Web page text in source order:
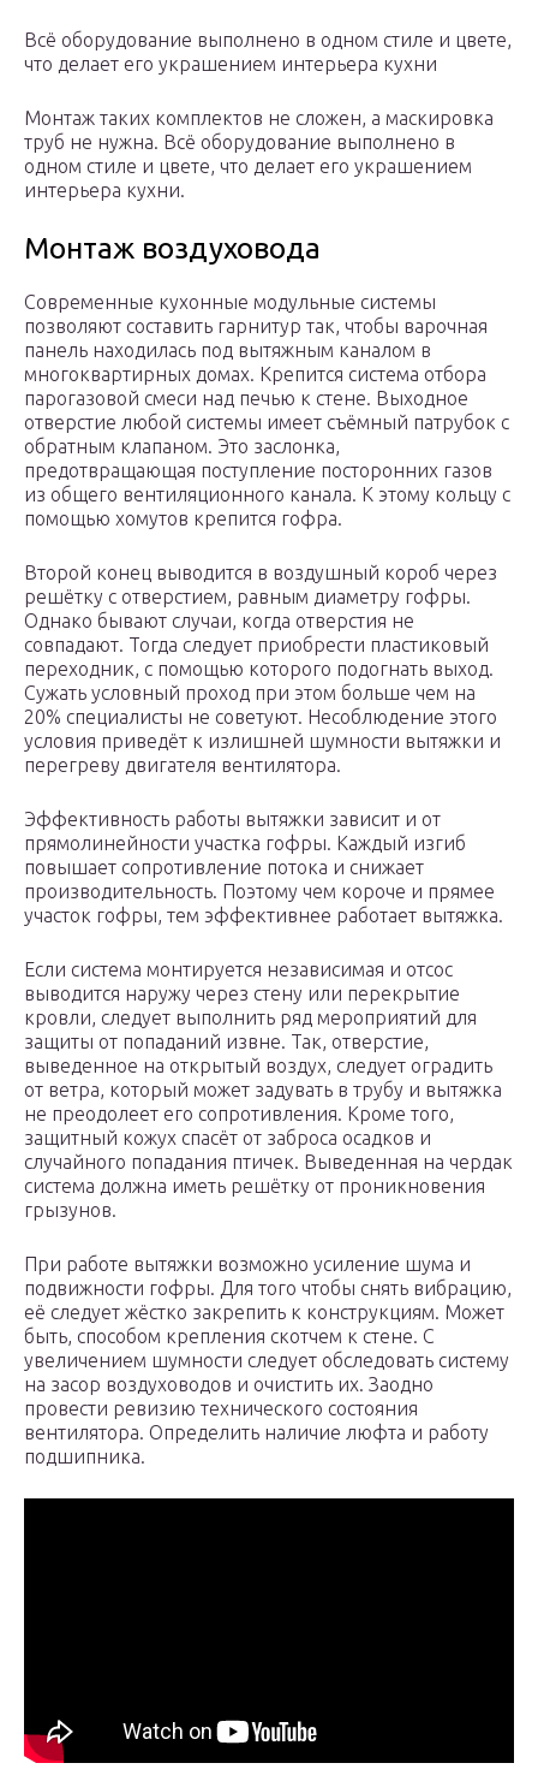
Всё оборудование выполнено в одном стиле и цвете,
что делает его украшением интерьера кухни
Монтаж таких комплектов не сложен, а маскировка
труб не нужна. Всё оборудование выполнено в
одном стиле и цвете, что делает его украшением
интерьера кухни.
Монтаж воздуховода
Современные кухонные модульные системы
позволяют составить гарнитур так, чтобы варочная
панель находилась под вытяжным каналом в
многоквартирных домах. Крепится система отбора
парогазовой смеси над печью к стене. Выходное
отверстие любой системы имеет съёмный патрубок с
обратным клапаном. Это заслонка,
предотвращающая поступление посторонних газов
из общего вентиляционного канала. К этому кольцу с
помощью хомутов крепится гофра.
Второй конец выводится в воздушный короб через
решётку с отверстием, равным диаметру гофры.
Однако бывают случаи, когда отверстия не
совпадают. Тогда следует приобрести пластиковый
переходник, с помощью которого подогнать выход.
Сужать условный проход при этом больше чем на
20% специалисты не советуют. Несоблюдение этого
условия приведёт к излишней шумности вытяжки и
перегреву двигателя вентилятора.
Эффективность работы вытяжки зависит и от
прямолинейности участка гофры. Каждый изгиб
повышает сопротивление потока и снижает
производительность. Поэтому чем короче и прямее
участок гофры, тем эффективнее работает вытяжка.
Если система монтируется независимая и отсос
выводится наружу через стену или перекрытие
кровли, следует выполнить ряд мероприятий для
защиты от попаданий извне. Так, отверстие,
выведенное на открытый воздух, следует оградить
от ветра, который может задувать в трубу и вытяжка
не преодолеет его сопротивления. Кроме того,
защитный кожух спасёт от заброса осадков и
случайного попадания птичек. Выведенная на чердак
система должна иметь решётку от проникновения
грызунов.
При работе вытяжки возможно усиление шума и
подвижности гофры. Для того чтобы снять вибрацию,
её следует жёстко закрепить к конструкциям. Может
быть, способом крепления скотчем к стене. С
увеличением шумности следует обследовать систему
на засор воздуховодов и очистить их. Заодно
провести ревизию технического состояния
вентилятора. Определить наличие люфта и работу
подшипника.